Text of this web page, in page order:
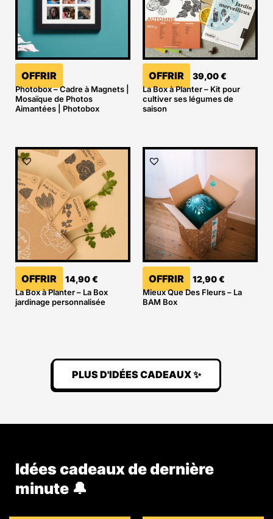
OFFRIR
Photobox – Cadre à Magnets |
Mosaïque de Photos
Aimantées | Photobox
OFFRIR 39,00€
La Box à Planter – Kit pour
cultiver ses légumes de
saison
OFFRIR 14,90€
La Box à Planter – La Box
jardinage personnalisée
OFFRIR 12,90€
Mieux Que Des Fleurs – La
BAM Box
PLUS D'IDÉES CADEAUX ✨
Idées cadeaux de dernière
minute 🔔